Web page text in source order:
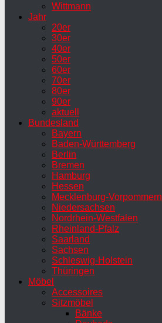
Wittmann
Jahr
20er
30er
40er
50er
60er
70er
80er
90er
aktuell
Bundesland
Bayern
Baden-Württemberg
Berlin
Bremen
Hamburg
Hessen
Mecklenburg-Vorpommern
Niedersachsen
Nordrhein-Westfalen
Rheinland-Pfalz
Saarland
Sachsen
Schleswig-Holstein
Thüringen
Möbel
Accessoires
Sitzmöbel
Bänke